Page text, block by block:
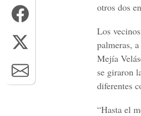
otros dos
Los
palmeras,
Mejía
se giraron
diferentes
“Hasta el